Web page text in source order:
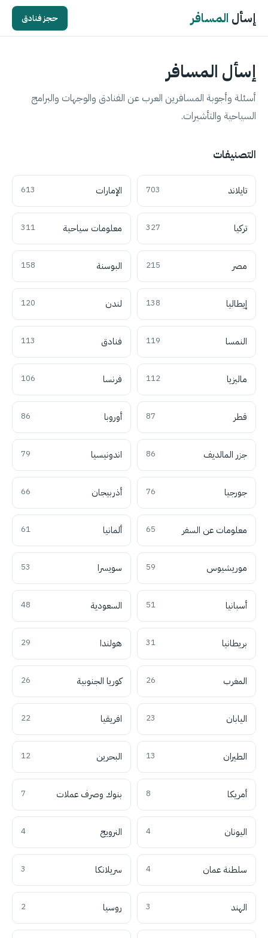
إسأل المسافر حجز فنادق
إسأل المسافر
أسئلة وأجوبة المسافرين العرب عن الفنادق والوجهات والبرامج
السياحية والتأشيرات.
التصنيفات
تايلاند 703 الإمارات 613
تركيا 327 معلومات سياحية 311
مصر 215 البوسنة 158
إيطاليا 138 لندن 120
النمسا 119 فنادق 113
ماليزيا 112 فرنسا 106
قطر 87 أوروبا 86
جزر المالديف 86 اندونيسيا 79
جورجيا 76 أذربيجان 66
معلومات عن السفر 65 ألمانيا 61
موريشيوس 59 سويسرا 53
أسبانيا 51 السعودية 48
بريطانيا 31 هولندا 29
المغرب 26 كوريا الجنوبية 26
اليابان 23 افريقيا 22
الطيران 13 البحرين 12
أمريكا 8 بنوك وصرف عملات 7
اليونان 4 النرويج 4
سلطنة عمان 4 سريلانكا 3
الهند 3 روسيا 2